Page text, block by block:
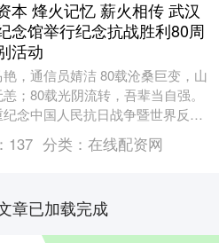
本 烽火记忆 薪火相传 武汉
念馆举行纪念抗战胜利80周
活动
，通信员婧洁 80载沧桑巨变，山
；80载光阴流转，吾辈当自强。
纪念中国人民抗日战争暨世界反法
争胜利80周年，弘扬伟大抗战精
....
137 分类： 在线配资网
章已加载完成